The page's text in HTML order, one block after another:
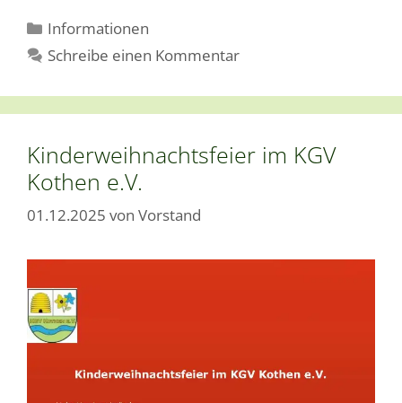
Kategorien
Informationen
Schreibe einen Kommentar
Kinderweihnachtsfeier im KGV
Kothen e.V.
01.12.2025 von Vorstand